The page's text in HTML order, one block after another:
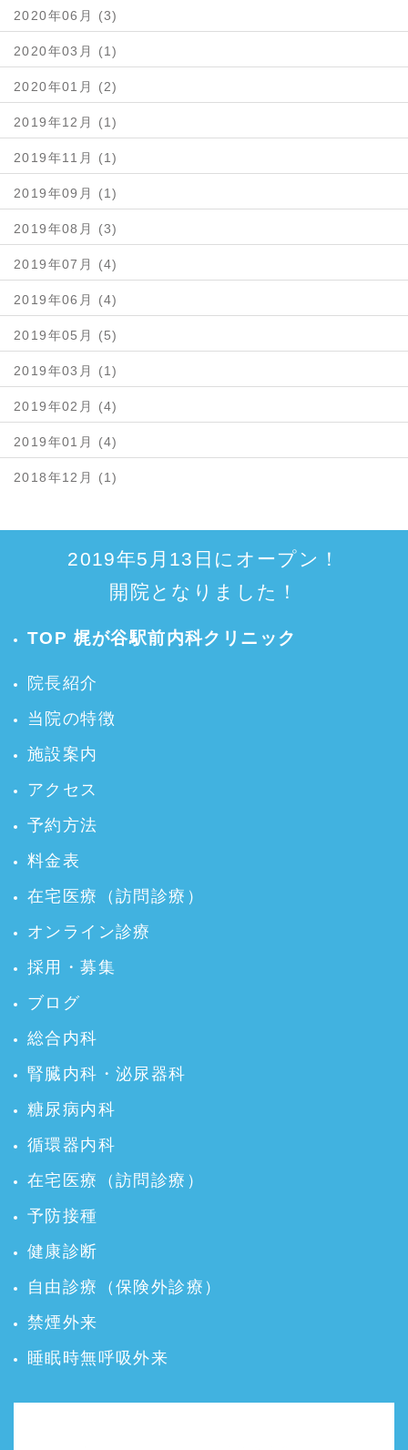
2020年06月 (3)
2020年03月 (1)
2020年01月 (2)
2019年12月 (1)
2019年11月 (1)
2019年09月 (1)
2019年08月 (3)
2019年07月 (4)
2019年06月 (4)
2019年05月 (5)
2019年03月 (1)
2019年02月 (4)
2019年01月 (4)
2018年12月 (1)
2019年5月13日にオープン！
開院となりました！
TOP 梶が谷駅前内科クリニック
院長紹介
当院の特徴
施設案内
アクセス
予約方法
料金表
在宅医療（訪問診療）
オンライン診療
採用・募集
ブログ
総合内科
腎臓内科・泌尿器科
糖尿病内科
循環器内科
在宅医療（訪問診療）
予防接種
健康診断
自由診療（保険外診療）
禁煙外来
睡眠時無呼吸外来